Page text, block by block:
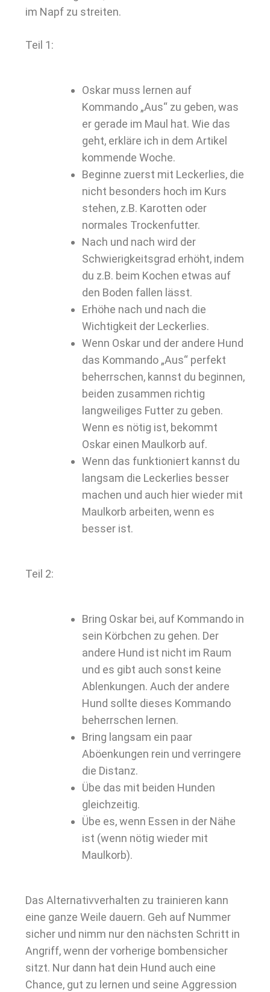
im Napf zu streiten.
Teil 1:
Oskar muss lernen auf
Kommando „Aus“ zu geben, was
er gerade im Maul hat. Wie das
geht, erkläre ich in dem Artikel
kommende Woche.
Beginne zuerst mit Leckerlies, die
nicht besonders hoch im Kurs
stehen, z.B. Karotten oder
normales Trockenfutter.
Nach und nach wird der
Schwierigkeitsgrad erhöht, indem
du z.B. beim Kochen etwas auf
den Boden fallen lässt.
Erhöhe nach und nach die
Wichtigkeit der Leckerlies.
Wenn Oskar und der andere Hund
das Kommando „Aus“ perfekt
beherrschen, kannst du beginnen,
beiden zusammen richtig
langweiliges Futter zu geben.
Wenn es nötig ist, bekommt
Oskar einen Maulkorb auf.
Wenn das funktioniert kannst du
langsam die Leckerlies besser
machen und auch hier wieder mit
Maulkorb arbeiten, wenn es
besser ist.
Teil 2:
Bring Oskar bei, auf Kommando in
sein Körbchen zu gehen. Der
andere Hund ist nicht im Raum
und es gibt auch sonst keine
Ablenkungen. Auch der andere
Hund sollte dieses Kommando
beherrschen lernen.
Bring langsam ein paar
Aböenkungen rein und verringere
die Distanz.
Übe das mit beiden Hunden
gleichzeitig.
Übe es, wenn Essen in der Nähe
ist (wenn nötig wieder mit
Maulkorb).
Das Alternativverhalten zu trainieren kann
eine ganze Weile dauern. Geh auf Nummer
sicher und nimm nur den nächsten Schritt in
Angriff, wenn der vorherige bombensicher
sitzt. Nur dann hat dein Hund auch eine
Chance, gut zu lernen und seine Aggression